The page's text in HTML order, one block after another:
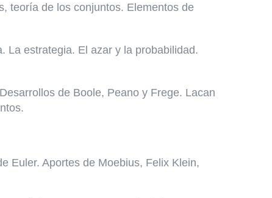
teoría de los conjuntos. Elementos de
La estrategia. El azar y la probabilidad.
de Boole, Peano y Frege. Lacan
Euler. Aportes de Moebius, Felix Klein,